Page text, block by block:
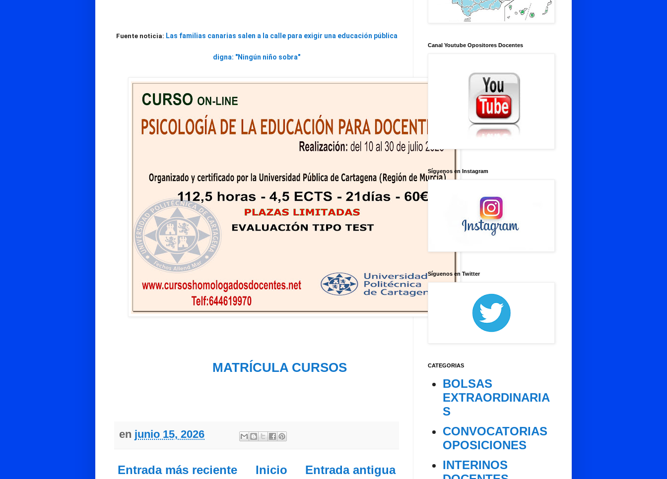
Fuente noticia: Las familias canarias salen a la calle para exigir una educación pública
digna: "Ningún niño sobra"
MATRÍCULA CURSOS
en junio 15, 2026
Entrada más reciente Entrada antigua
Inicio
Canal Youtube Opositores Docentes
Síguenos en Instagram
Síguenos en Twitter
CATEGORIAS
BOLSAS
EXTRAORDINARIA
S
CONVOCATORIAS
OPOSICIONES
INTERINOS